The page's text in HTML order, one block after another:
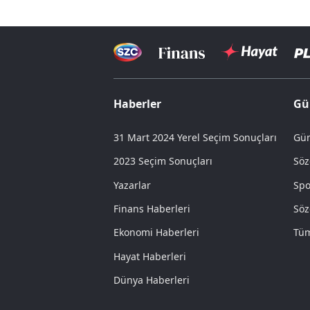
Haberler
31 Mart 2024 Yerel Seçim Sonuçları
2023 Seçim Sonuçları
Yazarlar
Finans Haberleri
Ekonomi Haberleri
Hayat Haberleri
Dünya Haberleri